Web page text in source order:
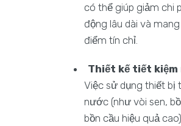
có thể giúp giảm chi
động lâu dài và mang
điểm tín chỉ.
Thiết kế tiết
Việc sử dụng thiết bị
nước (như vòi sen,
bồn cầu hiệu quả